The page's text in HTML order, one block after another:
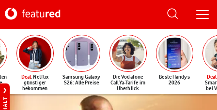
Deal: Netflix
günstiger
bekommen
Samsung Galaxy
S26: Alle Preise
Die Vodafone
CallYa-Tarife im
Überblick
Beste Handys
2026
Deal
bei